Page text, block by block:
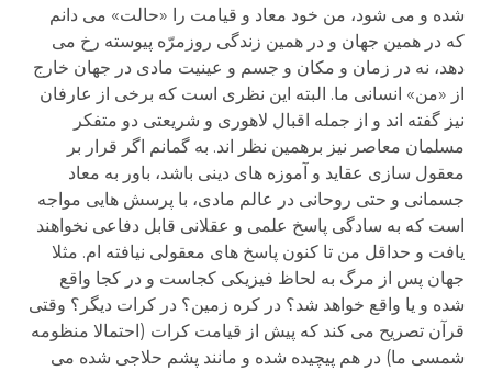
شده و می شود، من خود معاد و قیامت را «حالت» می دانم
که در همین جهان و در همین زندگی روزمرّه پیوسته رخ می
دهد، نه در زمان و مکان و جسم و عینیت مادی در جهان خارج
از «من» انسانی ما. البته این نظری است که برخی از عارفان
نیز گفته اند و از جمله اقبال لاهوری و شریعتی دو متفکر
مسلمان معاصر نیز برهمین نظر اند. به گمانم اگر قرار بر
معقول سازی عقاید و آموزه های دینی باشد، باور به معاد
جسمانی و حتی روحانی در عالم مادی، با پرسش هایی مواجه
است که به سادگی پاسخ علمی و عقلانی قابل دفاعی نخواهند
یافت و حداقل من تا کنون پاسخ های معقولی نیافته ام. مثلا
جهان پس از مرگ به لحاظ فیزیکی کجاست و در کجا واقع
شده و یا واقع خواهد شد؟ در کره زمین؟ در کرات دیگر؟ وقتی
قرآن تصریح می کند که پیش از قیامت کرات (احتمالا منظومه
شمسی ما) در هم پیچیده شده و مانند پشم حلاجی شده می